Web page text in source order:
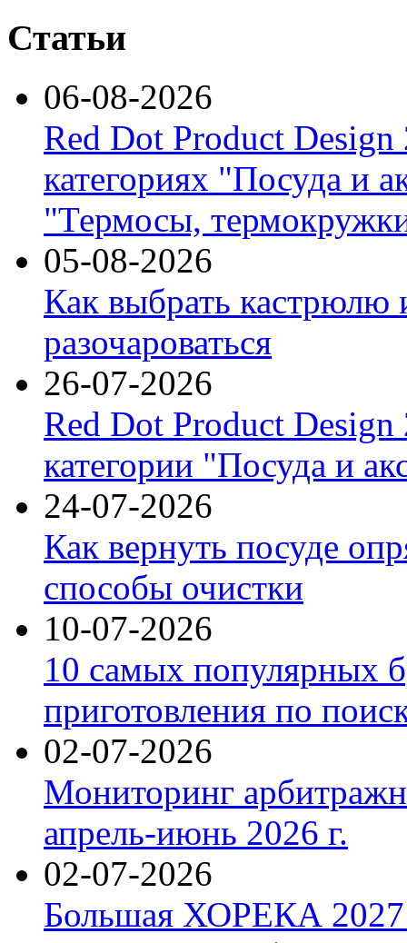
Статьи
06-08-2026
Red Dot Product Design
категориях "Посуда и
"Термосы,
05-08-2026
Как выбрать кастрюлю
разочароваться
26-07-2026
Red Dot Product Design
категории "Посуда и
24-07-2026
Как вернуть посуде
способы очистки
10-07-2026
10 самых популярных
приготовления по
02-07-2026
Мониторинг
апрель-июнь 2026 г.
02-07-2026
Большая ХОРЕКА 2027: